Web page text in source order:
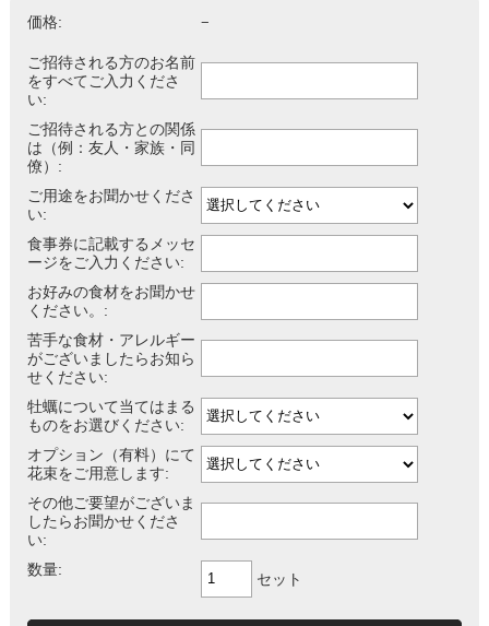
価格: −
ご招待される方のお名前
をすべてご入力くださ
い:
ご招待される方との関係
は（例：友人・家族・同
僚）:
ご用途をお聞かせくださ
い:
食事券に記載するメッセ
ージをご入力ください:
お好みの食材をお聞かせ
ください。:
苦手な食材・アレルギー
がございましたらお知ら
せください:
牡蠣について当てはまる
ものをお選びください:
オプション（有料）にて
花束をご用意します:
その他ご要望がございま
したらお聞かせくださ
い:
数量:
セット